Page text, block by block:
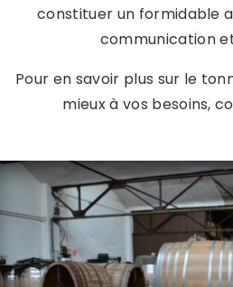
constituer un formidable
communication
Pour en savoir plus sur le
mieux à vos besoins,